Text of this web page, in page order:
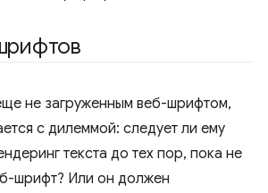
не загруженным веб-шрифтом,
с дилеммой: следует ли ему
текста до тех пор, пока не
шрифт? Или он должен